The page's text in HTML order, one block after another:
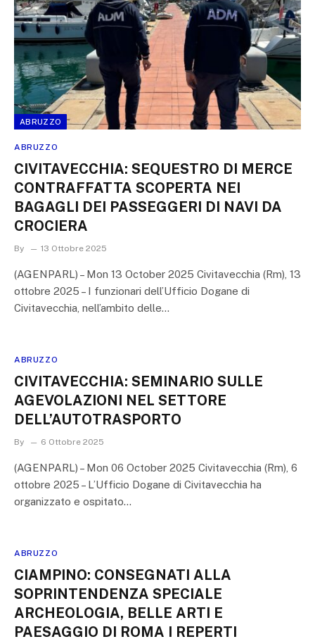
ABRUZZO
ABRUZZO
CIVITAVECCHIA: SEQUESTRO DI MERCE
CONTRAFFATTA SCOPERTA NEI
BAGAGLI DEI PASSEGGERI DI NAVI DA
CROCIERA
By 13 Ottobre 2025
(AGENPARL) – Mon 13 October 2025 Civitavecchia (Rm), 13
ottobre 2025 – I funzionari dell’Ufficio Dogane di
Civitavecchia, nell’ambito delle…
ABRUZZO
CIVITAVECCHIA: SEMINARIO SULLE
AGEVOLAZIONI NEL SETTORE
DELL’AUTOTRASPORTO
By 6 Ottobre 2025
(AGENPARL) – Mon 06 October 2025 Civitavecchia (Rm), 6
ottobre 2025 – L’Ufficio Dogane di Civitavecchia ha
organizzato e ospitato…
ABRUZZO
CIAMPINO: CONSEGNATI ALLA
SOPRINTENDENZA SPECIALE
ARCHEOLOGIA, BELLE ARTI E
PAESAGGIO DI ROMA I REPERTI